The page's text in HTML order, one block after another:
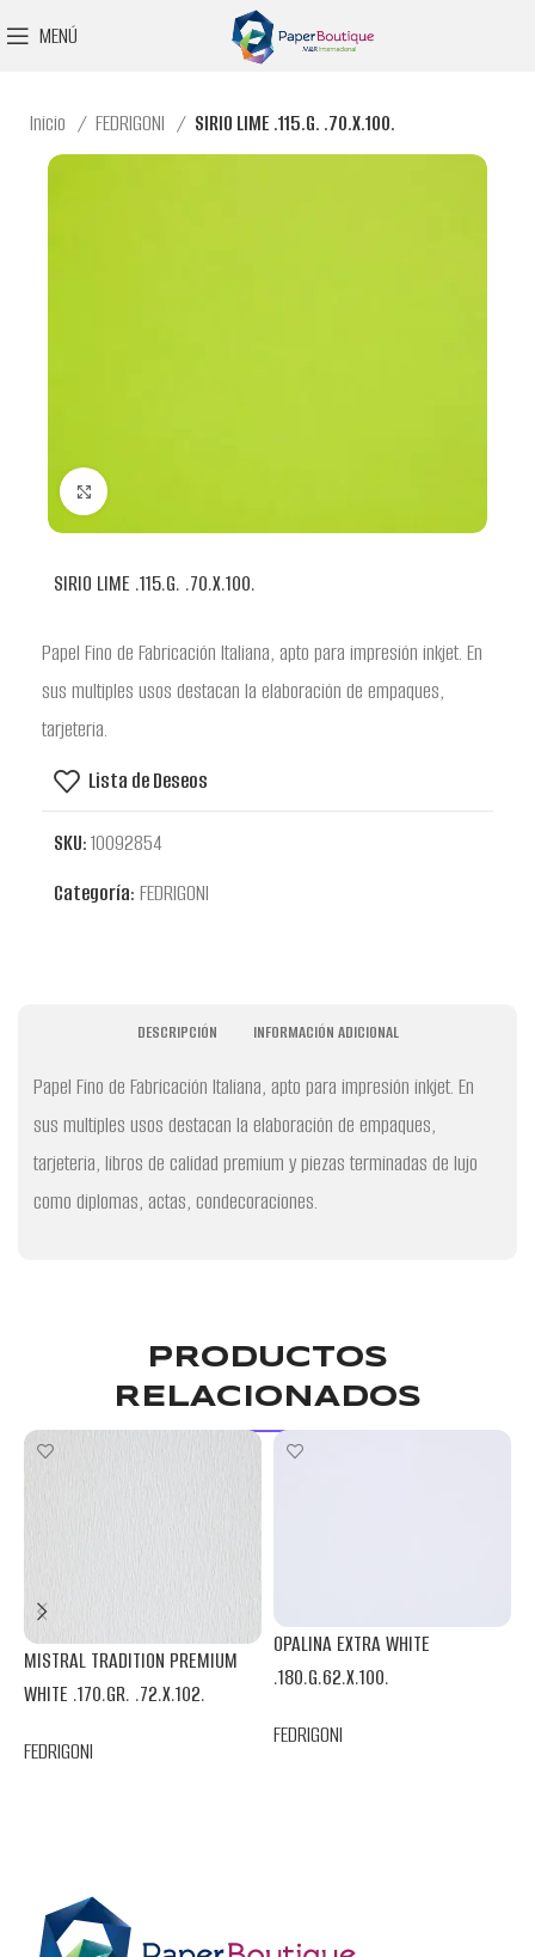
MENÚ
Inicio FEDRIGONI SIRIO LIME .115.G. .70.X.100.
SIRIO LIME .115.G. .70.X.100.
Papel Fino de Fabricación Italiana, apto para impresión inkjet. En
sus multiples usos destacan la elaboración de empaques,
tarjeteria.
Lista de Deseos
SKU:10092854
Categoría: FEDRIGONI
DESCRIPCIÓN INFORMACIÓN ADICIONAL
Papel Fino de Fabricación Italiana, apto para impresión inkjet. En
sus multiples usos destacan la elaboración de empaques,
tarjeteria, libros de calidad premium y piezas terminadas de lujo
como diplomas, actas, condecoraciones.
PRODUCTOS
RELACIONADOS
MISTRAL TRADITION PREMIUM
WHITE .170.GR. .72.X.102.
FEDRIGONI
OPALINA EXTRA WHITE
.180.G.62.X.100.
FEDRIGONI